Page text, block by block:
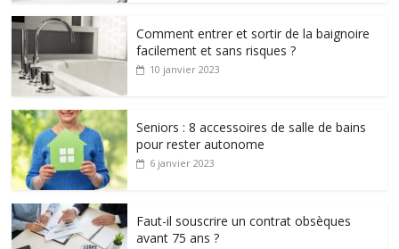
Comment entrer et sortir de la baignoire
facilement et sans risques ?
10 janvier 2023
Seniors : 8 accessoires de salle de bains
pour rester autonome
6 janvier 2023
Faut-il souscrire un contrat obsèques
avant 75 ans ?